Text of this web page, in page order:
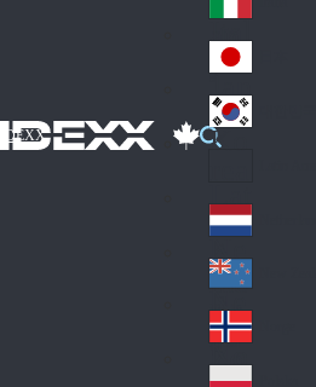
IDEXX
an
y
Ital
y
Jap
an
Ko
Lat
in
A
me
ric
a
Ne
the
rla
nd
s
Ne
w
Ze
No